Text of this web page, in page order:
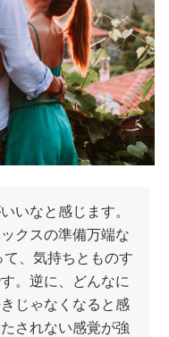
いなと感じます。
クスの準備万端な
、気持ちとものす
。逆に、どんなに
じゃなくなると感
されない感覚が強